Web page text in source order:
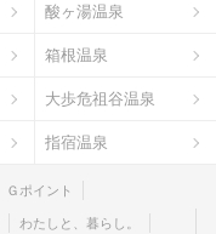
酸ヶ湯温泉
箱根温泉
大歩危祖谷温泉
指宿温泉
Ｇポイント
わたしと、暮らし。